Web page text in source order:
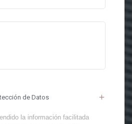
de Datos
la información facilitada